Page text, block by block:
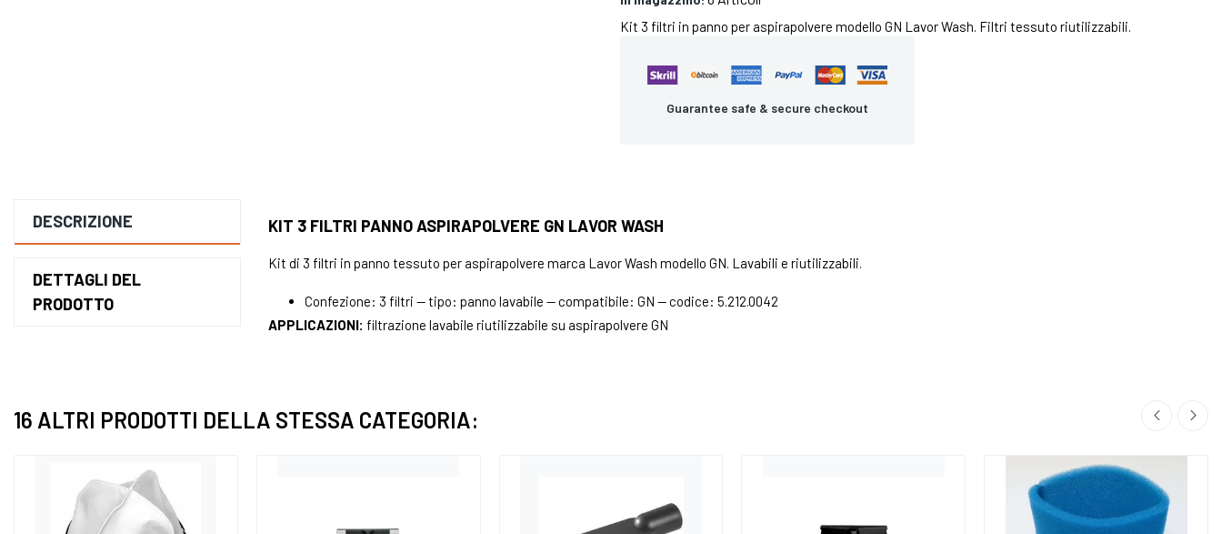
Kit 3 filtri in panno per aspirapolvere modello GN Lavor Wash. Filtri tessuto riutilizzabili.
Guarantee safe & secure checkout
DESCRIZIONE
DETTAGLI DEL
PRODOTTO
KIT 3 FILTRI PANNO ASPIRAPOLVERE GN LAVOR WASH
Kit di 3 filtri in panno tessuto per aspirapolvere marca Lavor Wash modello GN. Lavabili e riutilizzabili.
Confezione: 3 filtri — tipo: panno lavabile — compatibile: GN — codice: 5.212.0042
APPLICAZIONI: filtrazione lavabile riutilizzabile su aspirapolvere GN
16 ALTRI PRODOTTI DELLA STESSA CATEGORIA: